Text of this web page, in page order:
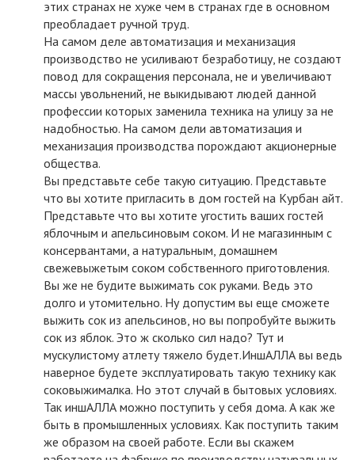
этих странах не хуже чем в странах где в основном
преобладает ручной труд.
На самом деле автоматизация и механизация
производство не усиливают безработицу, не создают
повод для сокращения персонала, не и увеличивают
массы увольнений, не выкидывают людей данной
профессии которых заменила техника на улицу за не
надобностью. На самом дели автоматизация и
механизация производства порождают акционерные
общества.
Вы представьте себе такую ситуацию. Представьте
что вы хотите пригласить в дом гостей на Курбан айт.
Представьте что вы хотите угостить ваших гостей
яблочным и апельсиновым соком. И не магазинным с
консервантами, а натуральным, домашнем
свежевыжетым соком собственного приготовления.
Вы же не будите выжимать сок руками. Ведь это
долго и утомительно. Ну допустим вы еще сможете
выжить сок из апельсинов, но вы попробуйте выжить
сок из яблок. Это ж сколько сил надо? Тут и
мускулистому атлету тяжело будет.ИншАЛЛА вы ведь
наверное будете эксплуатировать такую технику как
соковыжималка. Но этот случай в бытовых условиях.
Так иншАЛЛА можно поступить у себя дома. А как же
быть в промышленных условиях. Как поступить таким
же образом на своей работе. Если вы скажем